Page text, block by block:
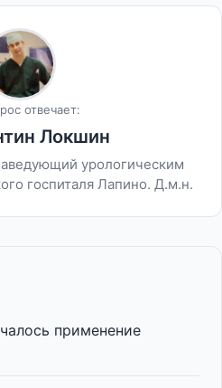
отвечает:
Локшин
урологическим
госпиталя Лапино. Д.м.н.
применение